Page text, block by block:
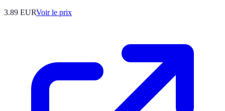
3.89 EURVoir le prix